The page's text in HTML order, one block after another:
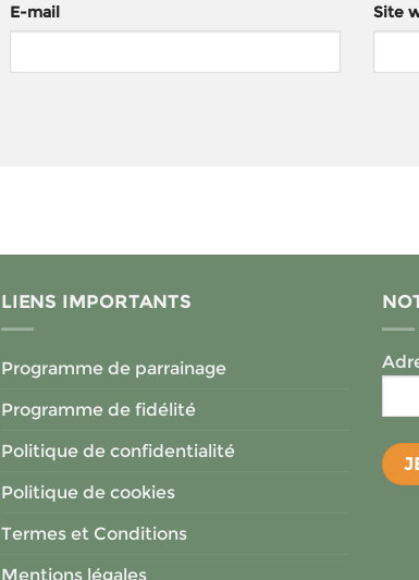
E-mail Site
LIENS IMPORTANTS
Programme de parrainage
Programme de fidélité
Politique de confidentialité
Politique de cookies
Termes et Conditions
Mentions légales